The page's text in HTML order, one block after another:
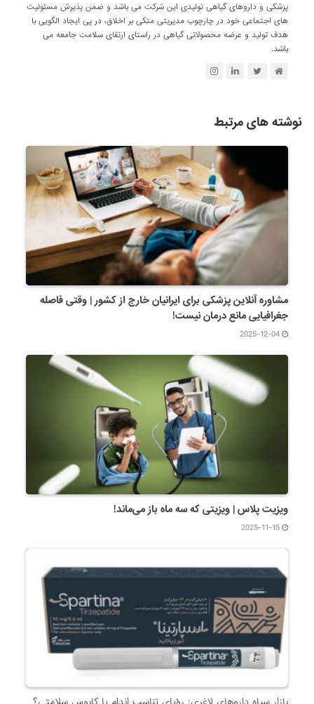
پزشکی و داروهای گیاهی تولیدی این شرکت می باشد و ضمن پذیرش مسئولیت
های اجتماعی خود در چارچوب مدیریتی متکی بر اخلاق، در پی ایجاد الگویی با
هدف تولید و عرضه محصولاتی گیاهی در راستای ارتقای سلامت جامعه می
باشد.
نوشته های مرتبط
مشاوره آنلاین پزشکی برای ایرانیان خارج از کشور | وقتی فاصله
جغرافیایی مانع درمان نیست!
2025-12-04
ویزیت پلاس | ویزیتی که سه ماه باز می‌ماند!
2025-11-15